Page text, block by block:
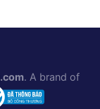
. A brand of